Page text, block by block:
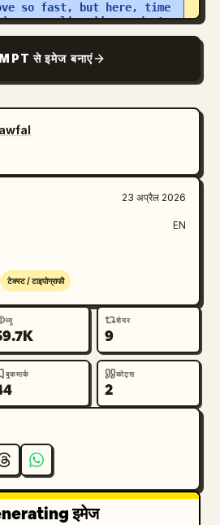
so fast, but here, time
every line i’ve made to
space.
some days are sun,
to me. i’ll keep on
it all, and set my spirit
असमान और विश्वसनीय रूप से मानवीय
बॉलपॉइंट पेन का टेक्सचर हो। पोस्ट के
सूक्ष्म स्क्रीन-कैप्चर सॉफ्टनेस के साथ
स्क्रीनशॉट का लुक बनाए रखें।
से इमेज बनाएं
23 अप्रैल 2026
EN
टेक्स्ट / टाइपोग्राफी
व्यू शेयर
9
बुकमार्क कोट्स
2
इमेज